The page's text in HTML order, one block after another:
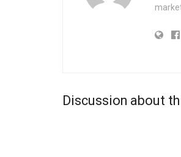
Discussion about